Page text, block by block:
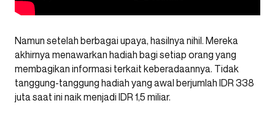
Namun setelah berbagai upaya, hasilnya nihil. Mereka
akhirnya menawarkan hadiah bagi setiap orang yang
membagikan informasi terkait keberadaannya. Tidak
tanggung-tanggung hadiah yang awal berjumlah IDR 338
juta saat ini naik menjadi IDR 1,5 miliar.